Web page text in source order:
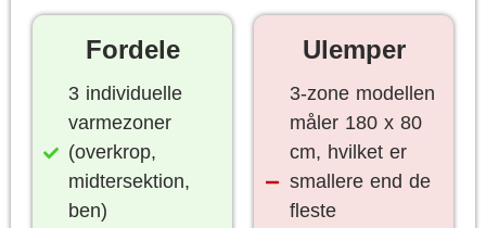
Fordele
3 individuelle
varmezoner
(overkrop,
midtersektion,
ben)
Ulemper
3-zone modellen
måler 180 x 80
cm, hvilket er
smallere end de
fleste